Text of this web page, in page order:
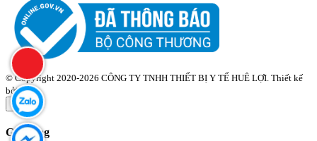
© Copyright 2020-2026 CÔNG TY TNHH THIẾT BỊ Y TẾ HUÊ LỢI. Thiết kế
bởiZozo
×
Giỏ hàng